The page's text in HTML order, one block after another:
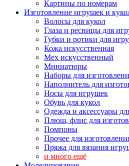
Картины по номерам
Изготовление игрушек и
Волосы для кукол
Глаза и ресницы для
Губки и ротики для
Кожа искусственная
Мех искусственный
Миниатюры
Наборы для
Наполнитель для
Носы для игрушек
Обувь для кукол
Одежда и аксессуары
Плюш, флис для
Помпоны
Прочее для
Пряжа для вязания
и много ещё